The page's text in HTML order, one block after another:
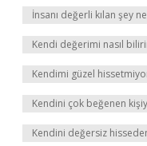
İnsanı değerli kılan şey
Kendi değerimi nasıl
Kendimi güzel
Kendini çok beğenen
Kendini değersiz